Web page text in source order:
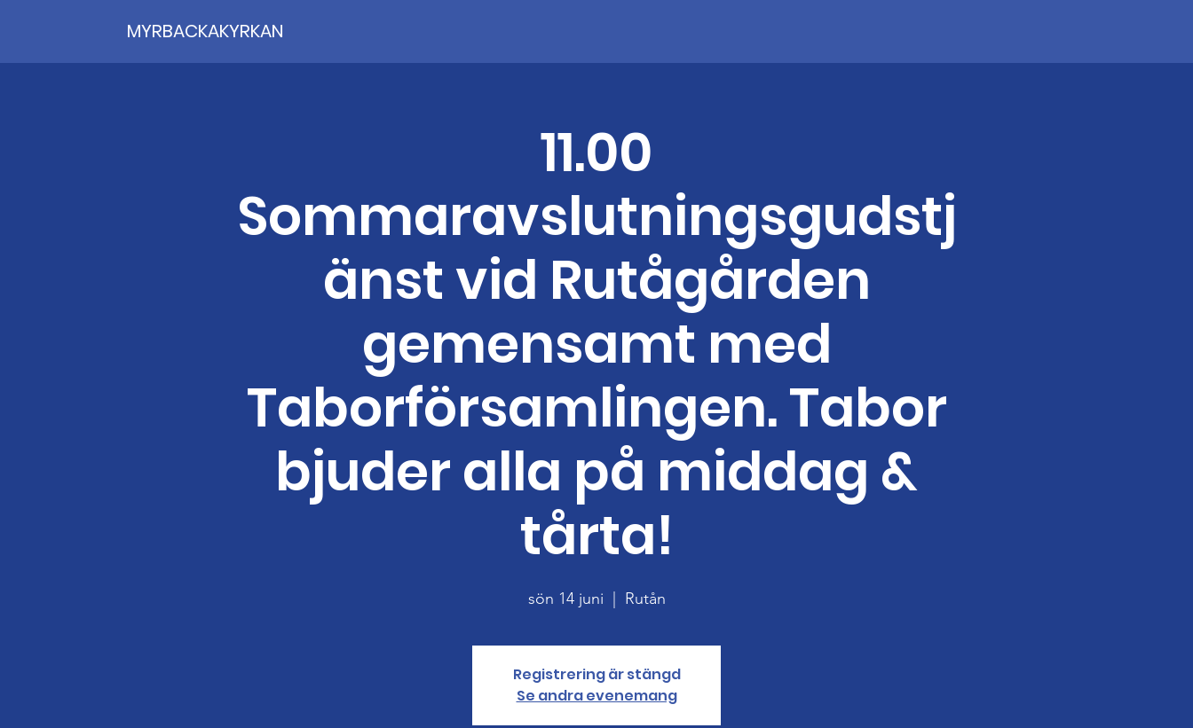
MYRBACKAKYRKAN
11.00
Sommaravslutningsgudstj
änst vid Rutågården
gemensamt med
Taborförsamlingen. Tabor
bjuder alla på middag &
tårta!
sön 14 juni Rutån
Registrering är stängd
Se andra evenemang